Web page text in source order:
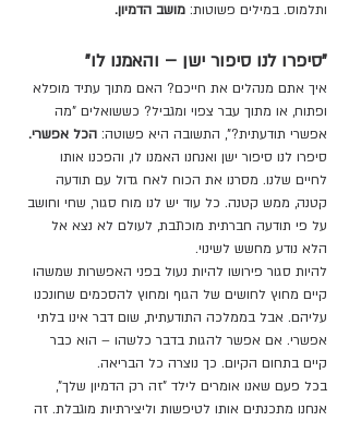
ותלמוס. במילים פשוטות: מושב הדמיון.
"סיפרו לנו סיפור ישן – והאמנו לו"
איך אתם מנהלים את חייכם? האם מתוך עתיד מופלא
ופתוח, או מתוך עבר צפוי ומגביל? כששואלים "מה
אפשרי תודעתית?", התשובה היא פשוטה: הכל אפשרי.
סיפרו לנו סיפור ישן ואנחנו האמנו לו, והפכנו אותו
לחיים שלנו. מסרנו את הכוח לאח גדול עם תודעה
קטנה, ממש קטנה. כל עוד יש לנו מוח סגור, שחי וחושב
על פי תודעה חברתית מוכתבת, לעולם לא נצא אל
הלא נודע מחשש לשינוי.
להיות סגור פירושו להיות נעול בפני האפשרות שמשהו
קיים מחוץ לחושים של הגוף ומחוץ להסכמים שחונכנו
עליהם. אבל בממלכה התודעתית, שום דבר אינו בלתי
אפשרי. אם אפשר להגות בדבר כלשהו – הוא כבר
קיים בתחום הקיום. כך נוצרה כל הבריאה.
בכל פעם שאנו אומרים לילד "זה רק הדמיון שלך",
אנחנו מתכנתים אותו לטיפשות וליצירתיות מוגבלת. זה